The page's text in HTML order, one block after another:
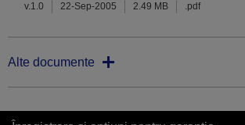
v.1.0 22-Sep-2005 2.49 MB .pdf
Alte documente